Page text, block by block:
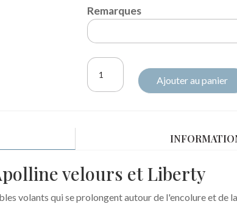
Remarques
quantité
Classique
Ajouter au panier
velours et Liberty
volants qui se prolongent autour de l'encolure et de